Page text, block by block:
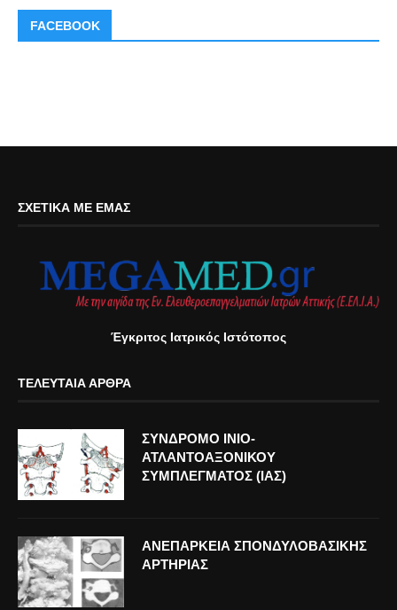
FACEBOOK
ΣΧΕΤΙΚΆ ΜΕ ΕΜΆΣ
Έγκριτος Ιατρικός Ιστότοπος
ΤΕΛΕΥΤΑΊΑ ΆΡΘΡΑ
ΣΥΝΔΡΟΜΟ ΙΝΙΟ-
ΑΤΛΑΝΤΟΑΞΟΝΙΚΟΥ
ΣΥΜΠΛΕΓΜΑΤΟΣ (ΙΑΣ)
ΑΝΕΠΑΡΚΕΙΑ ΣΠΟΝΔΥΛΟΒΑΣΙΚΗΣ
ΑΡΤΗΡΙΑΣ